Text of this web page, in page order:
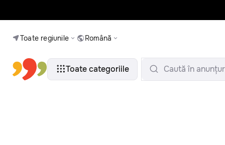
Toate regiunile Română
Toate categoriile Caută în